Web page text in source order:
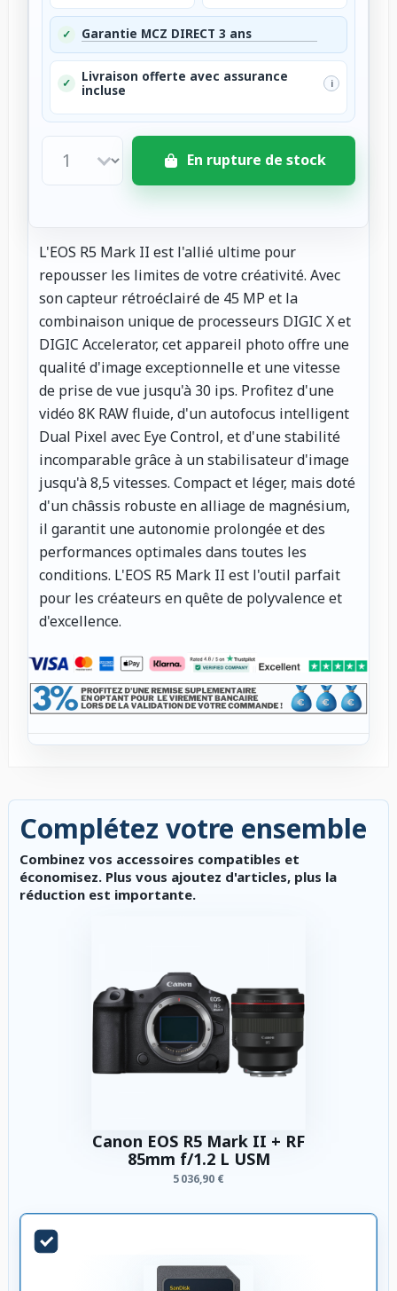
✓ Garantie MCZ DIRECT 3 ans
✓
Livraison offerte avec assurance
incluse
i
En rupture de stock
L'EOS R5 Mark II est l'allié ultime pour
repousser les limites de votre créativité. Avec
son capteur rétroéclairé de 45 MP et la
combinaison unique de processeurs DIGIC X et
DIGIC Accelerator, cet appareil photo offre une
qualité d'image exceptionnelle et une vitesse
de prise de vue jusqu'à 30 ips. Profitez d'une
vidéo 8K RAW fluide, d'un autofocus intelligent
Dual Pixel avec Eye Control, et d'une stabilité
incomparable grâce à un stabilisateur d'image
jusqu'à 8,5 vitesses. Compact et léger, mais doté
d'un châssis robuste en alliage de magnésium,
il garantit une autonomie prolongée et des
performances optimales dans toutes les
conditions. L'EOS R5 Mark II est l'outil parfait
pour les créateurs en quête de polyvalence et
d'excellence.
Complétez votre ensemble
Combinez vos accessoires compatibles et
économisez. Plus vous ajoutez d'articles, plus la
réduction est importante.
Canon EOS R5 Mark II + RF
85mm f/1.2 L USM
5 036,90 €